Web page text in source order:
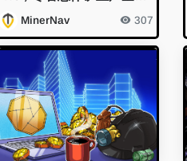
增
MinerNav 307